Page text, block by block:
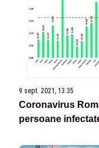
9 sept. 2021, 13:35
Coronavirus
persoane